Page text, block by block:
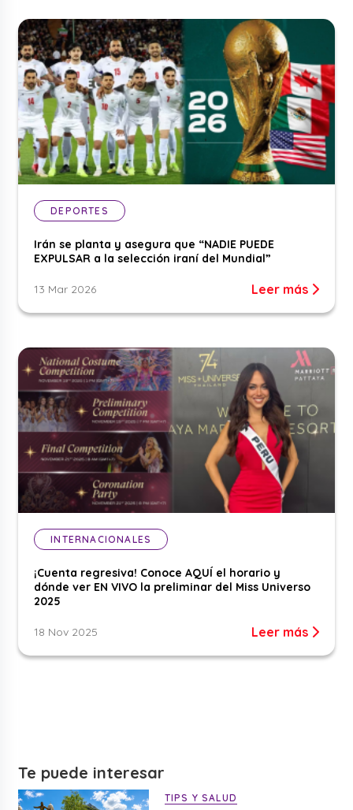
DEPORTES
Irán se planta y asegura que “NADIE PUEDE
EXPULSAR a la selección iraní del Mundial”
13 Mar 2026 Leer más
INTERNACIONALES
¡Cuenta regresiva! Conoce AQUÍ el horario y
dónde ver EN VIVO la preliminar del Miss Universo
2025
18 Nov 2025 Leer más
Te puede interesar
TIPS Y SALUD